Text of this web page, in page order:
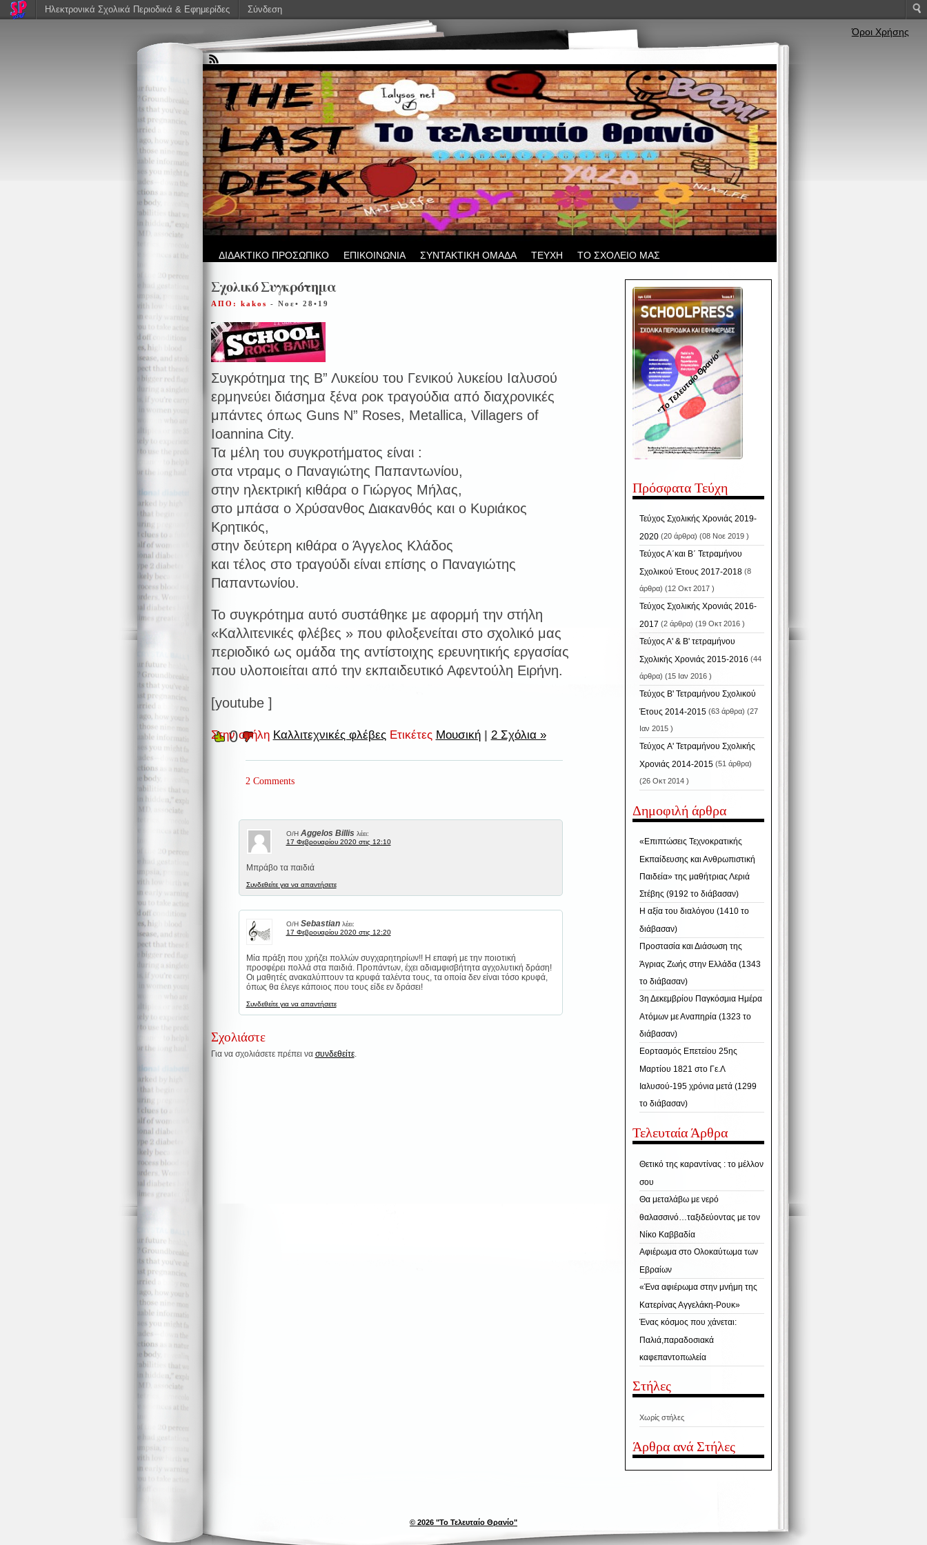
ΔΙΔΑΚΤΙΚΟ ΠΡΟΣΩΠΙΚΟ ΕΠΙΚΟΙΝΩΝΙΑ ΣΥΝΤΑΚΤΙΚΗ ΟΜΑΔΑ ΤΕΥΧΗ ΤΟ ΣΧΟΛΕΙΟ ΜΑΣ
Σχολικό Συγκρότημα
ΑΠΟ: kakos - Νοε• 28•19
Συγκρότημα της Β” Λυκείου του Γενικού λυκείου Ιαλυσού
ερμηνεύει διάσημα ξένα ροκ τραγούδια από διαχρονικές
μπάντες όπως Guns N” Roses, Metallica, Villagers of
Ioannina City.
Τα μέλη του συγκροτήματος είναι :
στα ντραμς ο Παναγιώτης Παπαντωνίου,
στην ηλεκτρική κιθάρα ο Γιώργος Μήλας,
στο μπάσα ο Χρύσανθος Διακανθός και ο Κυριάκος
Κρητικός,
στην δεύτερη κιθάρα ο Άγγελος Κλάδος
και τέλος στο τραγούδι είναι επίσης ο Παναγιώτης
Παπαντωνίου.
Το συγκρότημα αυτό συστάθηκε με αφορμή την στήλη
«Καλλιτενικές φλέβες » που φιλοξενείται στο σχολικό μας
περιοδικό ως ομάδα της αντίστοιχης ερευνητικής εργασίας
που υλοποιείται από την εκπαιδευτικό Αφεντούλη Ειρήνη.
[youtube ]
Στην στήλη Καλλιτεχνικές φλέβεςΕτικέτες Μουσική | 2 Σχόλια »
0
2 Comments
Ο/Η Aggelos Billis λέει:
17 Φεβρουαρίου 2020 στις 12:10
Μπράβο τα παιδιά
Συνδεθείτε για να απαντήσετε
Ο/Η Sebastian λέει:
17 Φεβρουαρίου 2020 στις 12:20
Μία πράξη που χρήζει πολλών συγχαρητηρίων!! Η επαφή με την ποιοτική
προσφέρει πολλά στα παιδιά. Προπάντων, έχει αδιαμφισβήτητα αγχολυτική δράση!
Οι μαθητές ανακαλύπτουν τα κρυφά ταλέντα τους, τα οποία δεν είναι τόσο κρυφά,
όπως θα έλεγε κάποιος που τους είδε εν δράσει!
Συνδεθείτε για να απαντήσετε
Σχολιάστε
Για να σχολιάσετε πρέπει να συνδεθείτε.
"Το Τελευταίο Θρανίο"
Πρόσφατα Τεύχη
Τεύχος Σχολικής Χρονιάς 2019-
2020(20 άρθρα) (08 Νοε 2019 )
Τεύχος Α΄και Β΄ Τετραμήνου
Σχολικού Έτους 2017-2018(8
άρθρα) (12 Οκτ 2017 )
Τεύχος Σχολικής Χρονιάς 2016-
2017 (2 άρθρα) (19 Οκτ 2016 )
Τεύχος Α' & Β' τετραμήνου
Σχολικής Χρονιάς 2015-2016 (44
άρθρα) (15 Ιαν 2016 )
Τεύχος Β' Τετραμήνου Σχολικού
Έτους 2014-2015(63 άρθρα) (27
Ιαν 2015 )
Τεύχος A' Τετραμήνου Σχολικής
Χρονιάς 2014-2015(51 άρθρα)
(26 Οκτ 2014 )
Δημοφιλή άρθρα
«Επιπτώσεις Τεχνοκρατικής
Εκπαίδευσης και Ανθρωπιστική
Παιδεία» της μαθήτριας Λεριά
Στέβης (9192 το διάβασαν)
Η αξία του διαλόγου (1410 το
διάβασαν)
Προστασία και Διάσωση της
Άγριας Ζωής στην Ελλάδα (1343
το διάβασαν)
3η Δεκεμβρίου Παγκόσμια Ημέρα
Ατόμων με Αναπηρία (1323 το
διάβασαν)
Εορτασμός Επετείου 25ης
Μαρτίου 1821 στο Γε.Λ
Ιαλυσού-195 χρόνια μετά (1299
το διάβασαν)
Τελευταία Άρθρα
Θετικό της καραντίνας : το μέλλον
σου
Θα μεταλάβω με νερό
θαλασσινό…ταξιδεύοντας με τον
Νίκο Καββαδία
Αφιέρωμα στο Ολοκαύτωμα των
Εβραίων
«Ένα αφιέρωμα στην μνήμη της
Κατερίνας Αγγελάκη-Ρουκ»
Ένας κόσμος που χάνεται:
Παλιά,παραδοσιακά
καφεπαντοπωλεία
Στήλες
Χωρίς στήλες
Άρθρα ανά Στήλες
© 2026 "Το Τελευταίο Θρανίο"
Όροι Χρήσης
Ηλεκτρονικά Σχολικά Περιοδικά & Εφημερίδες Σύνδεση